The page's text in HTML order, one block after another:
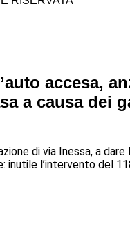
accesa,
a causa dei
di via Inessa, a dare
inutile l’intervento del